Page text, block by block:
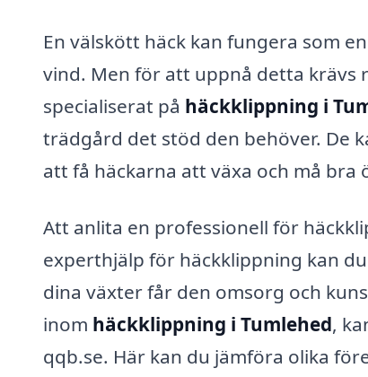
En välskött häck kan fungera som
vind. Men för att uppnå detta krävs
specialiserat på häckklippning i
trädgård det stöd den behöver. De
att få häckarna att växa och må bra
Att anlita en professionell för
experthjälp för häckklippning kan
dina växter får den omsorg och
inom häckklippning i Tumlehed,
qqb.se. Här kan du jämföra olika